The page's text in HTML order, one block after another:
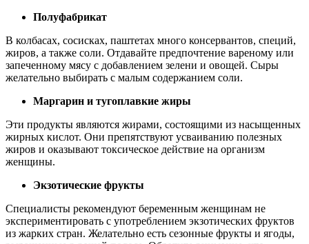
Полуфабрикат
В колбасах, сосисках, паштетах много консервантов, специй,
жиров, а также соли. Отдавайте предпочтение вареному или
запеченному мясу с добавлением зелени и овощей. Сыры
желательно выбирать с малым содержанием соли.
Маргарин и тугоплавкие жиры
Эти продукты являются жирами, состоящими из насыщенных
жирных кислот. Они препятствуют усваиванию полезных
жиров и оказывают токсическое действие на организм
женщины.
Экзотические фрукты
Специалисты рекомендуют беременным женщинам не
экспериментировать с употреблением экзотических фруктов
из жарких стран. Желательно есть сезонные фрукты и ягоды,